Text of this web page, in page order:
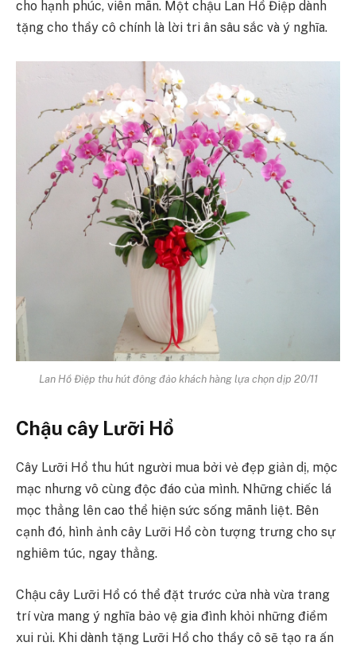
cho hạnh phúc, viên mãn. Một chậu Lan Hồ Điệp dành
tặng cho thầy cô chính là lời tri ân sâu sắc và ý nghĩa.
Lan Hồ Điệp thu hút đông đảo khách hàng lựa chọn dịp 20/11
Chậu cây Lưỡi Hổ
Cây Lưỡi Hổ thu hút người mua bởi vẻ đẹp giản dị, mộc
mạc nhưng vô cùng độc đáo của mình. Những chiếc lá
mọc thẳng lên cao thể hiện sức sống mãnh liệt. Bên
cạnh đó, hình ảnh cây Lưỡi Hổ còn tượng trưng cho sự
nghiêm túc, ngay thẳng.
Chậu cây Lưỡi Hổ có thể đặt trước cửa nhà vừa trang
trí vừa mang ý nghĩa bảo vệ gia đình khỏi những điềm
xui rủi. Khi dành tặng Lưỡi Hổ cho thầy cô sẽ tạo ra ấn